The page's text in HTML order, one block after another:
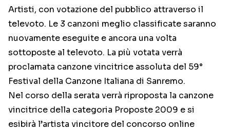
Artisti, con votazione del pubblico attraverso il
televoto. Le 3 canzoni meglio classificate saranno
nuovamente eseguite e ancora una volta
sottoposte al televoto. La più votata verrà
proclamata canzone vincitrice assoluta del 59°
Festival della Canzone Italiana di Sanremo.
Nel corso della serata verrà riproposta la canzone
vincitrice della categoria Proposte 2009 e si
esibirà l’artista vincitore del concorso online